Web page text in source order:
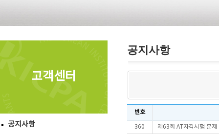
고객센터
공지사항
공지사항
번호
360 제63회 AT자격시험 문